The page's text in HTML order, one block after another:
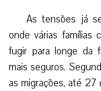
As tensões já
onde várias famílias
fugir para longe da
mais seguros.
as migrações, até